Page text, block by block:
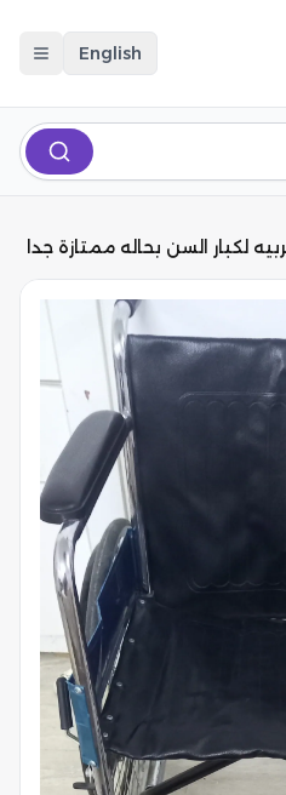
English
لكبار السن بحاله ممتازة جدا